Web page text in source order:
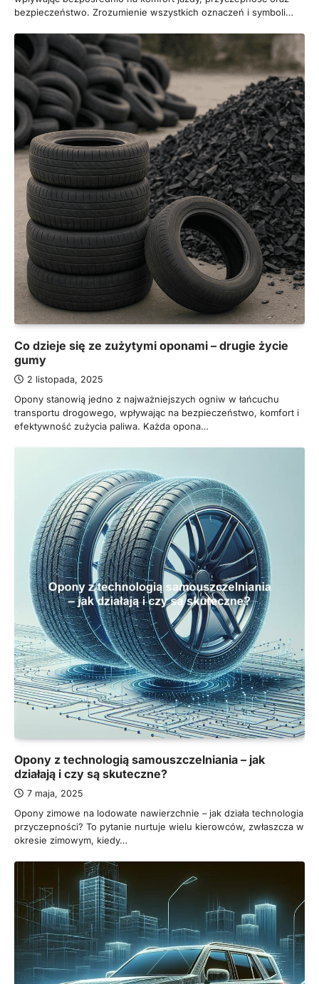
bezpieczeństwo. Zrozumienie wszystkich oznaczeń i symboli…
Co dzieje się ze zużytymi oponami – drugie życie
gumy
2 listopada, 2025
Opony stanowią jedno z najważniejszych ogniw w łańcuchu
transportu drogowego, wpływając na bezpieczeństwo, komfort i
efektywność zużycia paliwa. Każda opona…
Opony z technologią samouszczelniania – jak
działają i czy są skuteczne?
7 maja, 2025
Opony zimowe na lodowate nawierzchnie – jak działa technologia
przyczepności? To pytanie nurtuje wielu kierowców, zwłaszcza w
okresie zimowym, kiedy…